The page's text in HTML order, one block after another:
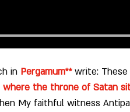
in Pergamum** write:
where the throne of Satan
My faithful witness